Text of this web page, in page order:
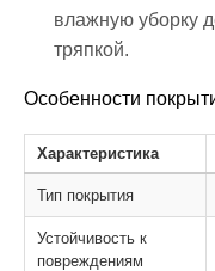
влажную уборку
тряпкой.
Особенности
Характеристика
Тип покрытия
Устойчивость к
повреждениям